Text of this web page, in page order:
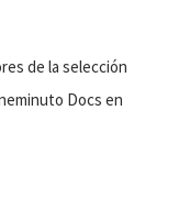
de la selección
Docs en